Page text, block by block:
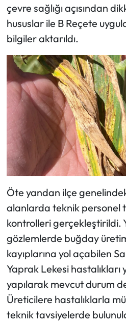
çevre sağlığı açısından
hususlar ile B Reçete
bilgiler aktarıldı.
Öte yandan ilçe
alanlarda teknik personel
kontrolleri gerçekleştirildi.
gözlemlerde buğday
kayıplarına yol açabilen
Yaprak Lekesi
yapılarak mevcut durum
Üreticilere hastalıklarla
teknik tavsiyelerde
Mecitözü Haberleri
Oğuzlar Haberleri
Ortaköy Haberleri
Osmancık Haberleri
Otomotiv
Resmi İlan
Resmi Reklam
Sağlık
Siyaset
Spor
Sungurlu Haberleri
Turizm